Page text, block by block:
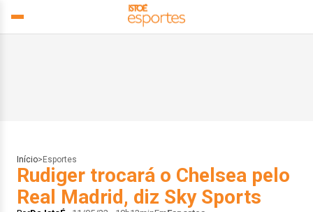
Início> Esportes
Rudiger trocará o Chelsea pelo
Real Madrid, diz Sky Sports